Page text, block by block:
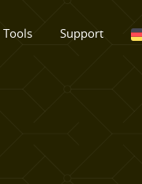
Tools Support